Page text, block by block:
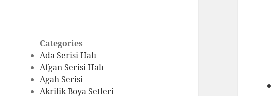
Categories
Ada Serisi Halı
Afgan Serisi Halı
Agah Serisi
Akrilik Boya Setleri